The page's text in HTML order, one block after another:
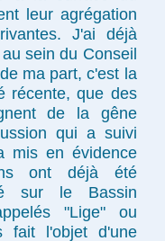
leur agrégation
J'ai déjà
sein du Conseil
ma part, c'est la
récente, que des
de la gêne
qui a suivi
mis en évidence
ont déjà été
sur le Bassin
"Lige" ou
fait l'objet d'une